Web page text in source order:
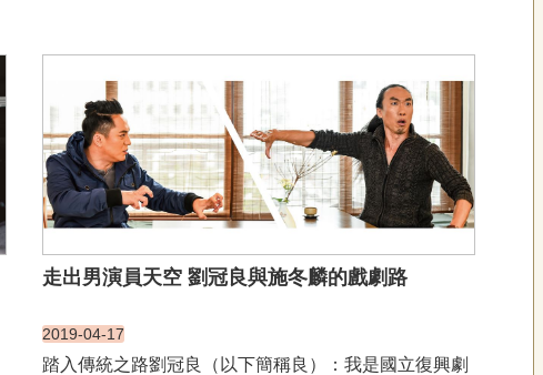
走出男演員天空 劉冠良與施冬麟的戲劇路
2019-04-17
踏入傳統之路劉冠良（以下簡稱良）：我是國立復興劇